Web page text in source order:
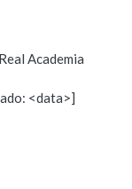
Academia
<data>]